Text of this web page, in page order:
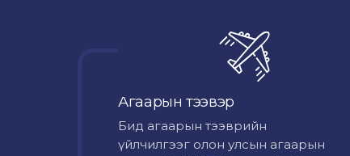
Агаарын тээвэр
Бид агаарын тээврийн
үйлчилгээг олон улсын агаарын